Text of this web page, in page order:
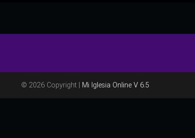
© 2026 Copyright | Mi Iglesia Online V 6.5